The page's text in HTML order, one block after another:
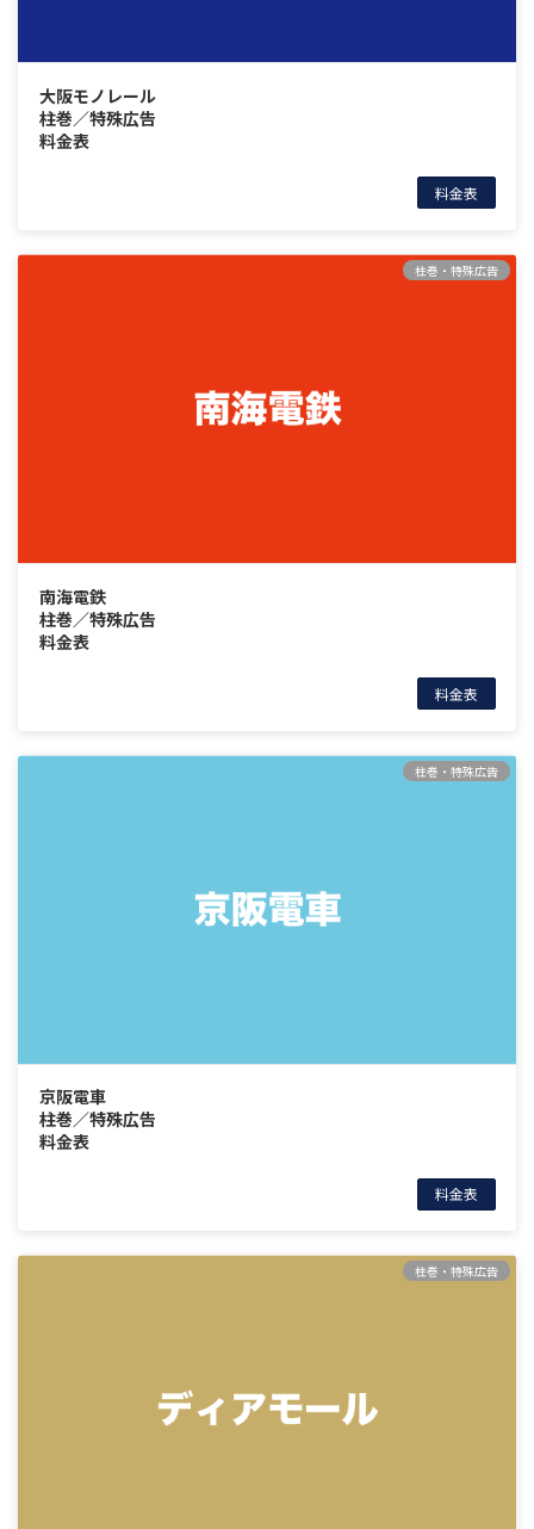
大阪モノレール
柱巻／特殊広告
料金表
料金表
柱巻・特殊広告
南海電鉄
柱巻／特殊広告
料金表
料金表
柱巻・特殊広告
京阪電車
柱巻／特殊広告
料金表
料金表
柱巻・特殊広告